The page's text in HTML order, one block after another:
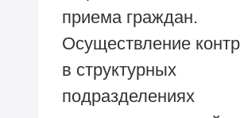
приема граждан.
Осуществление
в структурных
подразделениях